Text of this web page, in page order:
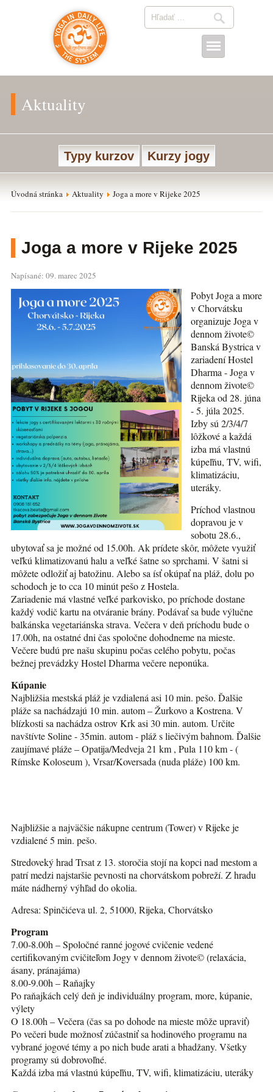
Aktuality
Typy kurzov Kurzy jogy
Úvodná stránka Aktuality Joga a more v Rijeke 2025
Joga a more v Rijeke 2025
Napísané: 09. marec 2025
Pobyt Joga a more
v Chorvátsku
organizuje Joga v
dennom živote©
Banská Bystrica v
zariadení Hostel
Dharma - Joga v
dennom živote©
Rijeka od 28. júna
- 5. júla 2025.
Izby sú 2/3/4/7
lôžkové a každá
izba má vlastnú
kúpeľňu, TV, wifi,
klimatizáciu,
uteráky.
Príchod vlastnou
dopravou je v
sobotu 28.6.,
ubytovať sa je možné od 15.00h. Ak prídete skôr, môžete využiť
veľkú klimatizovanú halu a veľké šatne so sprchami. V šatni si
môžete odložiť aj batožinu. Alebo sa ísť okúpať na pláž, dolu po
schodoch je to cca 10 minút pešo z Hostela.
Zariadenie má vlastné veľké parkovisko, po príchode dostane
každý vodič kartu na otváranie brány. Podávať sa bude výlučne
balkánska vegetariánska strava. Večera v deň príchodu bude o
17.00h, na ostatné dni čas spoločne dohodneme na mieste.
Večere budú pre našu skupinu počas celého pobytu, počas
bežnej prevádzky Hostel Dharma večere neponúka.
Kúpanie
Najbližšia mestská pláž je vzdialená asi 10 min. pešo. Ďalšie
pláže sa nachádzajú 10 min. autom – Žurkovo a Kostrena. V
blízkosti sa nachádza ostrov Krk asi 30 min. autom. Určite
navštívte Soline - 35min. autom - pláž s liečivým bahnom. Ďalšie
zaujímavé pláže – Opatija/Medveja 21 km , Pula 110 km - (
Rímske Koloseum ), Vrsar/Koversada (nuda pláže) 100 km.
Najbližšie a najväčšie nákupne centrum (Tower) v Rijeke je
vzdialené 5 min. pešo.
Stredoveký hrad Trsat z 13. storočia stojí na kopci nad mestom a
patrí medzi najstaršie pevnosti na chorvátskom pobreží. Z hradu
máte nádherný výhľad do okolia.
Adresa: Spinčićeva ul. 2, 51000, Rijeka, Chorvátsko
Program
7.00-8.00h – Spoločné ranné jogové cvičenie vedené
certifikovaným cvičiteľom Jogy v dennom živote© (relaxácia,
ásany, pránajáma)
8.00-9.00h – Raňajky
Po raňajkách celý deň je individuálny program, more, kúpanie,
výlety
O 18.00h – Večera (čas sa po dohode na mieste môže upraviť)
Po večeri bude možnosť zúčastniť sa hodinového programu na
vybrané jogové témy a po nich bude arati a bhadžany. Všetky
programy sú dobrovoľné.
Každá izba má vlastnú kúpeľňu, TV, wifi, klimatizáciu, uteráky